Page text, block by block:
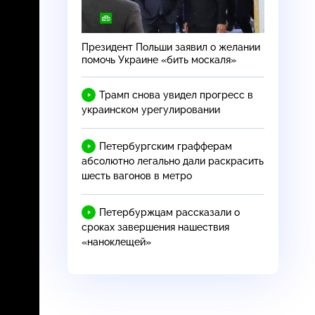
Президент Польши заявил о желании
помочь Украине «бить москаля»
Трамп снова увидел прогресс в
украинском урегулировании
Петербургским графферам
абсолютно легально дали раскрасить
шесть вагонов в метро
Петербуржцам рассказали о
сроках завершения нашествия
«наноклещей»